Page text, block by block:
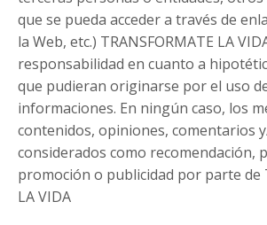
que se pueda acceder a través de
la Web, etc.) TRANSFORMATE LA
responsabilidad en cuanto a
que pudieran originarse por el uso
informaciones. En ningún caso, los
contenidos, opiniones, comentarios
considerados como recomendación,
promoción o publicidad por parte de
LA VIDA